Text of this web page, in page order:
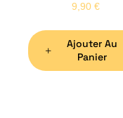
9,90 €
Ajouter Au
Panier